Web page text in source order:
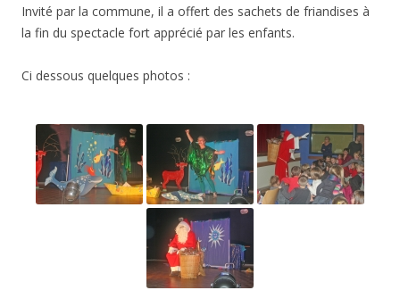
Invité par la commune, il a offert des sachets de friandises à
la fin du spectacle fort apprécié par les enfants.
Ci dessous quelques photos :